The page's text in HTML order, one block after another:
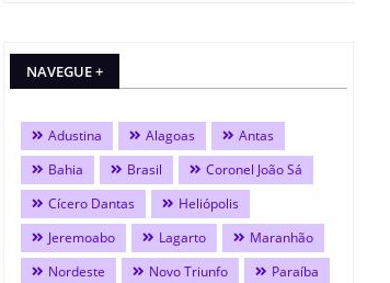
NAVEGUE +
Adustina Alagoas
Antas
Bahia
Brasil
Coronel João Sá
Cícero Dantas
Heliópolis
Jeremoabo
Lagarto
Maranhão
Nordeste
Novo Triunfo
Paraíba